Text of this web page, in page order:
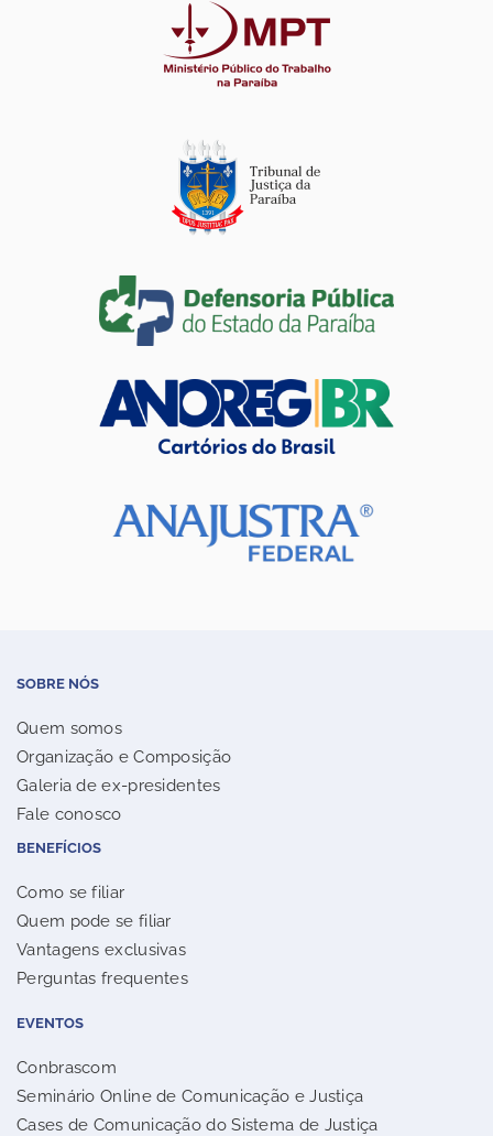
SOBRE NÓS
Quem somos
Organização e Composição
Galeria de ex-presidentes
Fale conosco
BENEFÍCIOS
Como se filiar
Quem pode se filiar
Vantagens exclusivas
Perguntas frequentes
EVENTOS
Conbrascom
Seminário Online de Comunicação e Justiça
Cases de Comunicação do Sistema de Justiça